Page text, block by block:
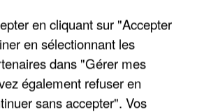
CANICULES, LES REFUGES
SONT...
en cliquant sur "Accepter
en sélectionnant les
dans "Gérer mes
également refuser en
sans accepter". Vos